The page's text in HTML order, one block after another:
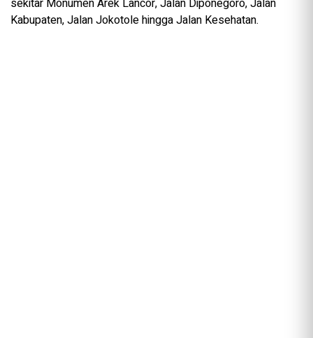
Kabupaten, Jalan Jokotole hingga Jalan Kesehatan.